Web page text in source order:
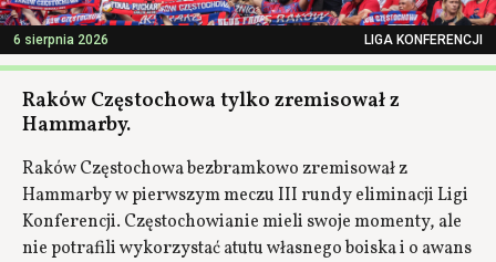
6 sierpnia 2026 LIGA KONFERENCJI
Raków Częstochowa tylko zremisował z
Hammarby.
Raków Częstochowa bezbramkowo zremisował z
Hammarby w pierwszym meczu III rundy eliminacji Ligi
Konferencji. Częstochowianie mieli swoje momenty, ale
nie potrafili wykorzystać atutu własnego boiska i o awans